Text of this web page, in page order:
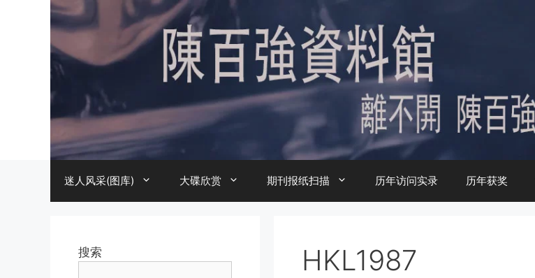
迷人风采(图库) 大碟欣赏 期刊报纸扫描 历年访问实录 历年获奖
HKL1987
搜索